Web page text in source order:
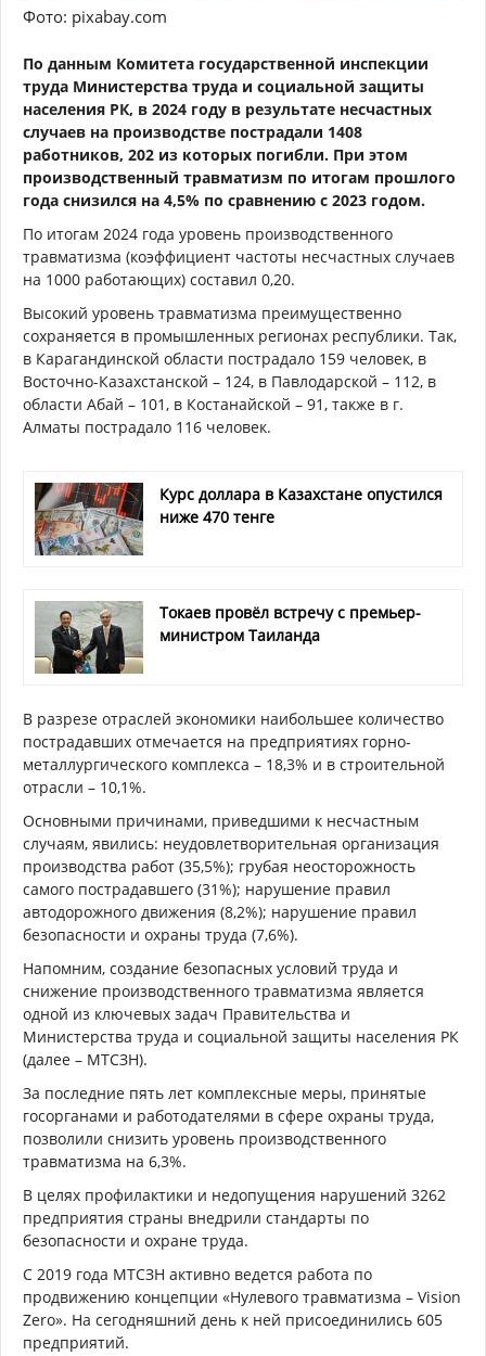
Фото: pixabay.com
По данным Комитета государственной инспекции
труда Министерства труда и социальной защиты
населения РК, в 2024 году в результате несчастных
случаев на производстве пострадали 1408
работников, 202 из которых погибли. При этом
производственный травматизм по итогам прошлого
года снизился на 4,5% по сравнению с 2023 годом.
По итогам 2024 года уровень производственного
травматизма (коэффициент частоты несчастных случаев
на 1000 работающих) составил 0,20.
Высокий уровень травматизма преимущественно
сохраняется в промышленных регионах республики. Так,
в Карагандинской области пострадало 159 человек, в
Восточно-Казахстанской – 124, в Павлодарской – 112, в
области Абай – 101, в Костанайской – 91, также в г.
Алматы пострадало 116 человек.
Курс доллара в Казахстане опустился
ниже 470 тенге
Токаев провёл встречу с премьер-
министром Таиланда
В разрезе отраслей экономики наибольшее количество
пострадавших отмечается на предприятиях горно-
металлургического комплекса – 18,3% и в строительной
отрасли – 10,1%.
Основными причинами, приведшими к несчастным
случаям, явились: неудовлетворительная организация
производства работ (35,5%); грубая неосторожность
самого пострадавшего (31%); нарушение правил
автодорожного движения (8,2%); нарушение правил
безопасности и охраны труда (7,6%).
Напомним, создание безопасных условий труда и
снижение производственного травматизма является
одной из ключевых задач Правительства и
Министерства труда и социальной защиты населения РК
(далее – МТСЗН).
За последние пять лет комплексные меры, принятые
госорганами и работодателями в сфере охраны труда,
позволили снизить уровень производственного
травматизма на 6,3%.
В целях профилактики и недопущения нарушений 3262
предприятия страны внедрили стандарты по
безопасности и охране труда.
С 2019 года МТСЗН активно ведется работа по
продвижению концепции «Нулевого травматизма – Vision
Zero». На сегодняшний день к ней присоединились 605
предприятий.